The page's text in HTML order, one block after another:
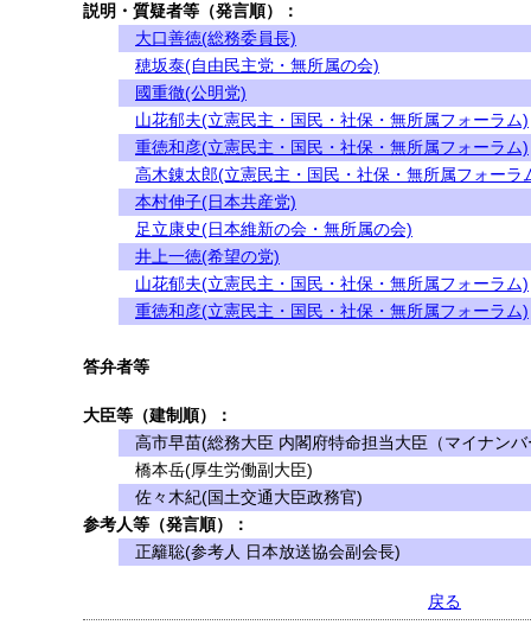
説明・質疑者等（発言順）：
大口善徳(総務委員長)
穂坂泰(自由民主党・無所属の会)
國重徹(公明党)
山花郁夫(立憲民主・国民・社保・無所属フォーラム)
重徳和彦(立憲民主・国民・社保・無所属フォーラム)
高木錬太郎(立憲民主・国民・社保・無所属フォーラ
本村伸子(日本共産党)
足立康史(日本維新の会・無所属の会)
井上一徳(希望の党)
山花郁夫(立憲民主・国民・社保・無所属フォーラム)
重徳和彦(立憲民主・国民・社保・無所属フォーラム)
答弁者等
大臣等（建制順）：
高市早苗(総務大臣 内閣府特命担当大臣（マイナン
橋本岳(厚生労働副大臣)
佐々木紀(国土交通大臣政務官)
参考人等（発言順）：
正籬聡(参考人 日本放送協会副会長)
戻る